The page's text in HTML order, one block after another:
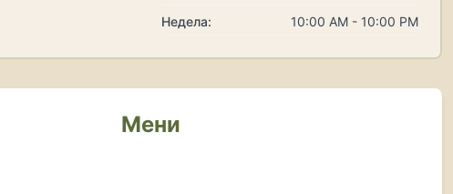
Недела:
10:00 AM - 10:00 PM
Мени